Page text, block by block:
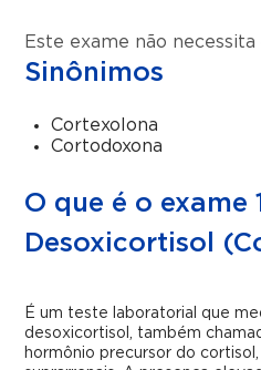
Este exame não
Sinônimos
Cortexolona
Cortodoxona
O que é o exame
Desoxicortisol
É um teste laboratorial que
desoxicortisol, também
hormônio precursor do